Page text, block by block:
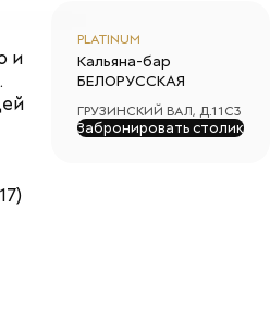
и
PLATINUM
Кальяна-бар
БЕЛОРУССКАЯ
ГРУЗИНСКИЙ ВАЛ, Д.11С3
Забронировать столик